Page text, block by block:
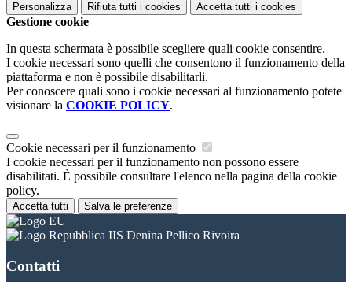
Personalizza Rifiuta tutti i cookies Accetta tutti i cookies
Gestione cookie
In questa schermata è possibile scegliere quali cookie consentire.
I cookie necessari sono quelli che consentono il funzionamento della
piattaforma e non è possibile disabilitarli.
Per conoscere quali sono i cookie necessari al funzionamento potete
visionare la COOKIE POLICY.
Cookie necessari per il funzionamento
I cookie necessari per il funzionamento non possono essere
disabilitati. È possibile consultare l'elenco nella pagina della cookie
policy.
Accetta tutti Salva le preferenze
IIS Denina Pellico Rivoira
Contatti